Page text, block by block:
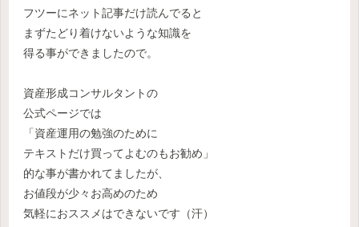
フツーにネット記事だけ読んでると
まずたどり着けないような知識を
得る事ができましたので。
資産形成コンサルタントの
公式ページでは
「資産運用の勉強のために
テキストだけ買ってよむのもお勧め」
的な事が書かれてましたが、
お値段が少々お高めのため
気軽におススメはできないです（汗）